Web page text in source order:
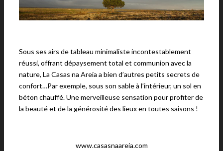
Sous ses airs de tableau minimaliste incontestablement
réussi, offrant dépaysement total et communion avec la
nature, La Casas na Areia a bien d’autres petits secrets de
confort…Par exemple, sous son sable à l’intérieur, un sol en
béton chauffé. Une merveilleuse sensation pour profiter de
la beauté et de la générosité des lieux en toutes saisons !
www.casasnaareia.com